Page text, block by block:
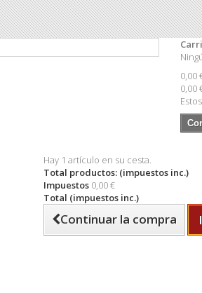
0,00
0,00
Hay 1 artículo en su cesta.
Total productos: (impuestos inc.)
Impuestos 0,00 €
Total (impuestos inc.)
Continuar la compra